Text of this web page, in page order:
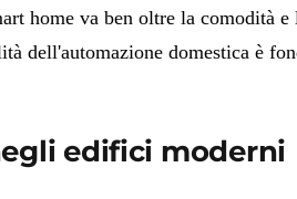
home va ben oltre la comodità
dell'automazione domestica è
edifici moderni